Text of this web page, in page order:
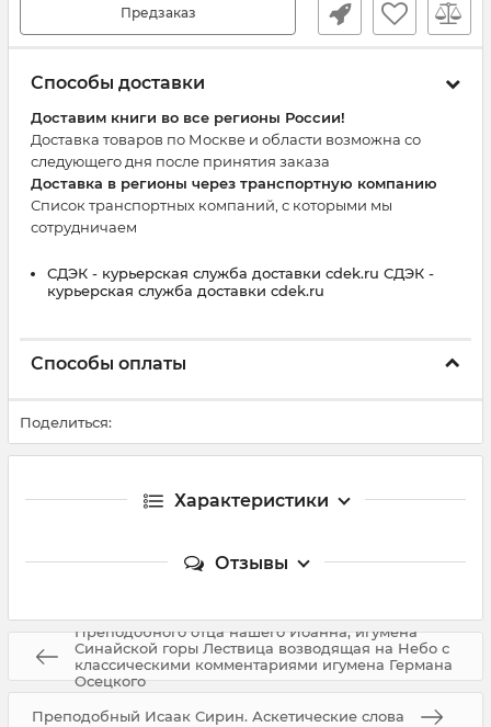
Предзаказ
Способы доставки
Доставим книги во все регионы России!
Доставка товаров по Москве и области возможна со
следующего дня после принятия заказа
Доставка в регионы через транспортную компанию
Список транспортных компаний, с которыми мы
сотрудничаем
СДЭК - курьерская служба доставки cdek.ru СДЭК -
курьерская служба доставки cdek.ru
Способы оплаты
Поделиться:
Характеристики
Отзывы
Преподобного отца нашего Иоанна, игумена
Синайской горы Лествица возводящая на Небо с
классическими комментариями игумена Германа
Осецкого
Преподобный Исаак Сирин. Аскетические слова